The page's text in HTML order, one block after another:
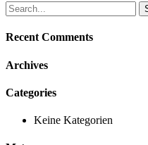
Search
for:
Recent Comments
Archives
Categories
Keine Kategorien